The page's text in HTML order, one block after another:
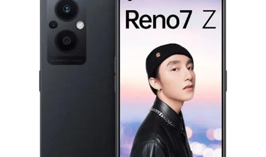
Sửa chữa thiết bị khác
(miễn phí)